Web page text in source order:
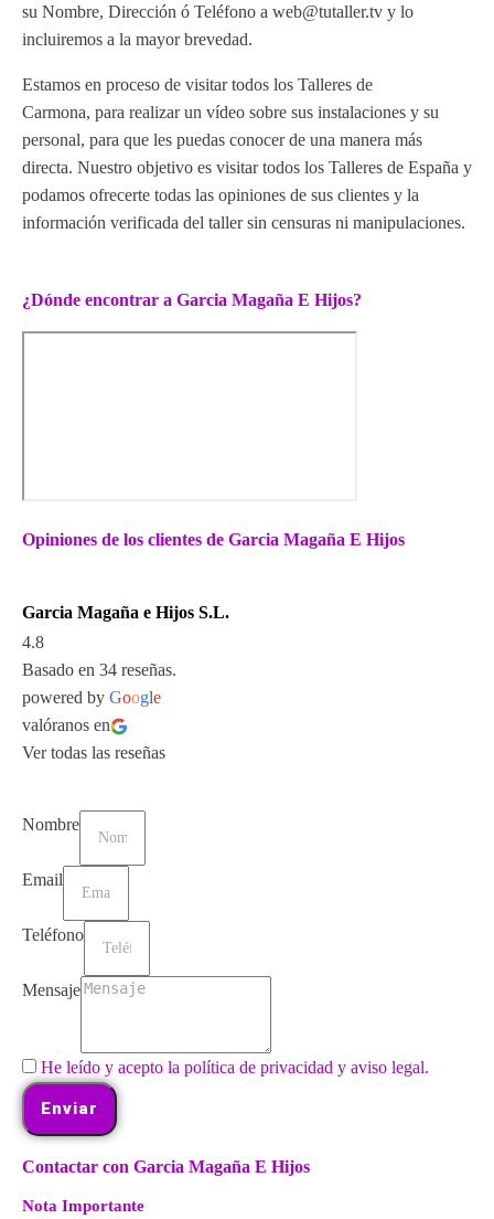
su Nombre, Dirección ó Teléfono a web@tutaller.tv y lo
incluiremos a la mayor brevedad.
Estamos en proceso de visitar todos los Talleres de
Carmona, para realizar un vídeo sobre sus instalaciones y su
personal, para que les puedas conocer de una manera más
directa. Nuestro objetivo es visitar todos los Talleres de España y
podamos ofrecerte todas las opiniones de sus clientes y la
información verificada del taller sin censuras ni manipulaciones.
¿Dónde encontrar a Garcia Magaña E Hijos?
Opiniones de los clientes de Garcia Magaña E Hijos
Garcia Magaña e Hijos S.L.
4.8
Basado en 34 reseñas.
powered by Google
valóranos en
Ver todas las reseñas
Nombre
Email
Teléfono
Mensaje
He leído y acepto la política de privacidad y aviso legal.
Enviar
Contactar con Garcia Magaña E Hijos
Nota Importante